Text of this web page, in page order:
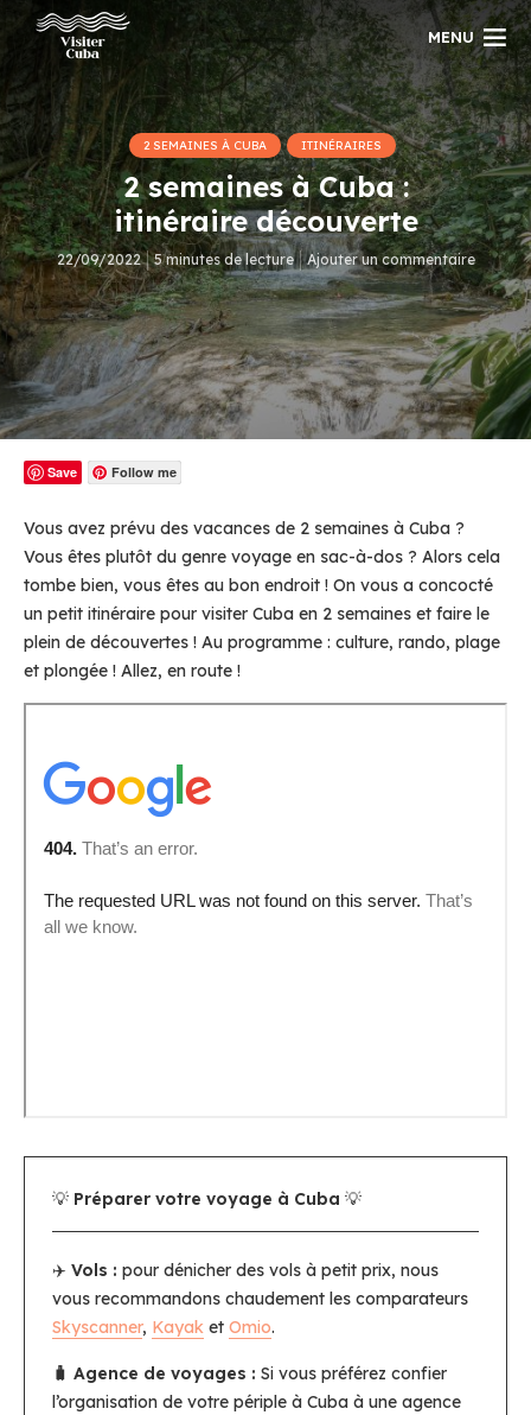
MENU
2 SEMAINES À CUBA ITINÉRAIRES
2 semaines à Cuba :
itinéraire découverte
22/09/2022 5 minutes de lecture Ajouter un commentaire
Save Follow me
Vous avez prévu des vacances de 2 semaines à Cuba ?
Vous êtes plutôt du genre voyage en sac-à-dos ? Alors cela
tombe bien, vous êtes au bon endroit ! On vous a concocté
un petit itinéraire pour visiter Cuba en 2 semaines et faire le
plein de découvertes ! Au programme : culture, rando, plage
et plongée ! Allez, en route !
💡 Préparer votre voyage à Cuba 💡
✈️ Vols : pour dénicher des vols à petit prix, nous
vous recommandons chaudement les comparateurs
Skyscanner, Kayak etOmio.
🧳 Agence de voyages : Si vous préférez confier
l’organisation de votre périple à Cuba à une agence